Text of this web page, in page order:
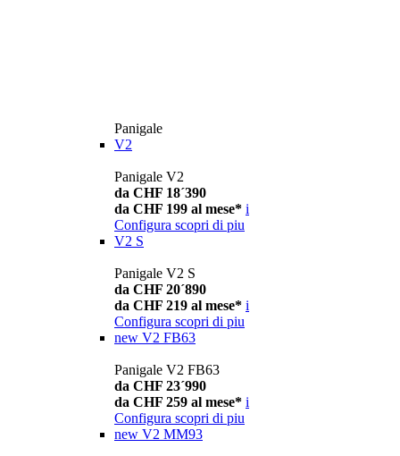
Panigale
V2
Panigale V2
da CHF 18´390
da CHF 199 al mese* i
Configura scopri di piu
V2 S
Panigale V2 S
da CHF 20´890
da CHF 219 al mese* i
Configura scopri di piu
new V2 FB63
Panigale V2 FB63
da CHF 23´990
da CHF 259 al mese* i
Configura scopri di piu
new V2 MM93